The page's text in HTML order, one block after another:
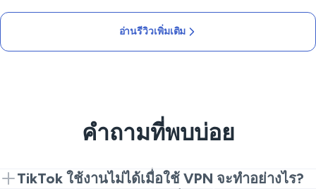
อ่านรีวิวเพิ่มเติม
คำถามที่พบบ่อย
TikTok ใช้งานไม่ได้เมื่อใช้ VPN จะทำอย่างไร?